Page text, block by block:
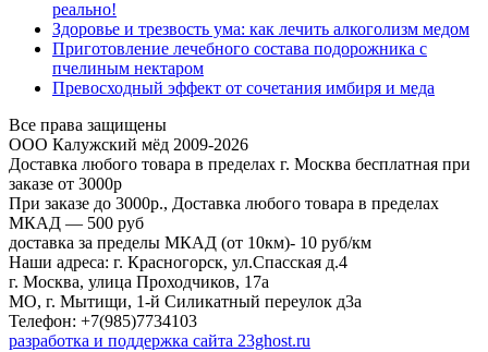
реально!
Здоровье и трезвость ума: как лечить алкоголизм медом
Приготовление лечебного состава подорожника с
пчелиным нектаром
Превосходный эффект от сочетания имбиря и меда
Все права защищены
ООО Калужский мёд 2009-2026
Доставка любого товара в пределах г. Москва бесплатная при
заказе от 3000р
При заказе до 3000р., Доставка любого товара в пределах
МКАД — 500 руб
доставка за пределы МКАД (от 10км)- 10 руб/км
Наши адреса: г. Красногорск, ул.Спасская д.4
г. Москва, улица Проходчиков, 17а
МО, г. Мытищи, 1-й Силикатный переулок д3а
Телефон: +7(985)7734103
разработка и поддержка сайта 23ghost.ru